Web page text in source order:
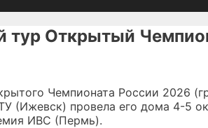
тур Открытый
Чемпионата России 2026
(Ижевск) провела его дома 4-5
ИВС (Пермь).